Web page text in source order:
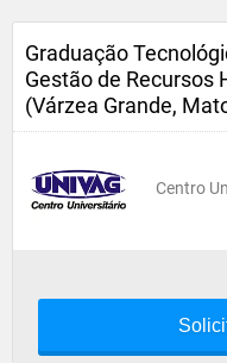
Graduação
Gestão de Recursos
(Várzea Grande,
Centro